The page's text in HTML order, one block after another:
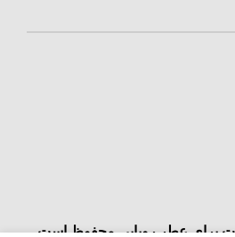
برایعطر رویاییمحفوظ است.